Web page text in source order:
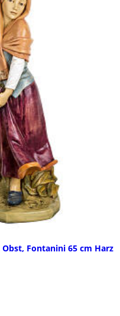
Fontanini 65 cm Harz